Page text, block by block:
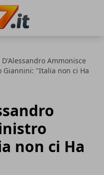
D'Alessandro Ammonisce
Giannini: "Italia non ci Ha
non ci Ha